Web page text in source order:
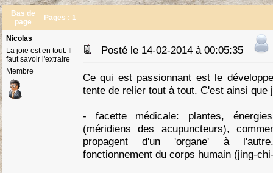
Bas de
page
Pages : 1
Nicolas
La joie est en tout. Il
faut savoir l'extraire
Membre
Posté le 14-02-2014 à 00:05:35
Ce qui est passionnant est le
tente de relier tout à tout. C'est ainsi que
- facette médicale: plantes,
(méridiens des acupuncteurs),
propagent d'un 'organe' à
fonctionnement du corps humain (jing-